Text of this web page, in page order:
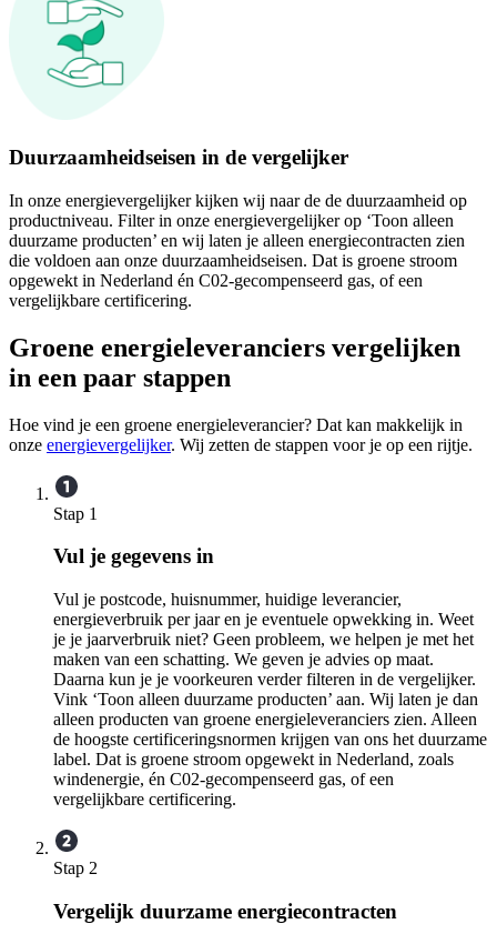
Duurzaamheidseisen in de vergelijker
In onze energievergelijker kijken wij naar de de duurzaamheid op
productniveau. Filter in onze energievergelijker op ‘Toon alleen
duurzame producten’ en wij laten je alleen energiecontracten zien
die voldoen aan onze duurzaamheidseisen. Dat is groene stroom
opgewekt in Nederland én C02-gecompenseerd gas, of een
vergelijkbare certificering.
Groene energieleveranciers vergelijken
in een paar stappen
Hoe vind je een groene energieleverancier? Dat kan makkelijk in
onze energievergelijker. Wij zetten de stappen voor je op een rijtje.
Stap 1
Vul je gegevens in
Vul je postcode, huisnummer, huidige leverancier,
energieverbruik per jaar en je eventuele opwekking in. Weet
je je jaarverbruik niet? Geen probleem, we helpen je met het
maken van een schatting. We geven je advies op maat.
Daarna kun je je voorkeuren verder filteren in de vergelijker.
Vink ‘Toon alleen duurzame producten’ aan. Wij laten je dan
alleen producten van groene energieleveranciers zien. Alleen
de hoogste certificeringsnormen krijgen van ons het duurzame
label. Dat is groene stroom opgewekt in Nederland, zoals
windenergie, én C02-gecompenseerd gas, of een
vergelijkbare certificering.
Stap 2
Vergelijk duurzame energiecontracten